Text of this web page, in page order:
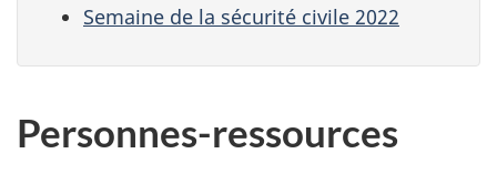
Semaine de la sécurité civile 2022
Personnes-ressources